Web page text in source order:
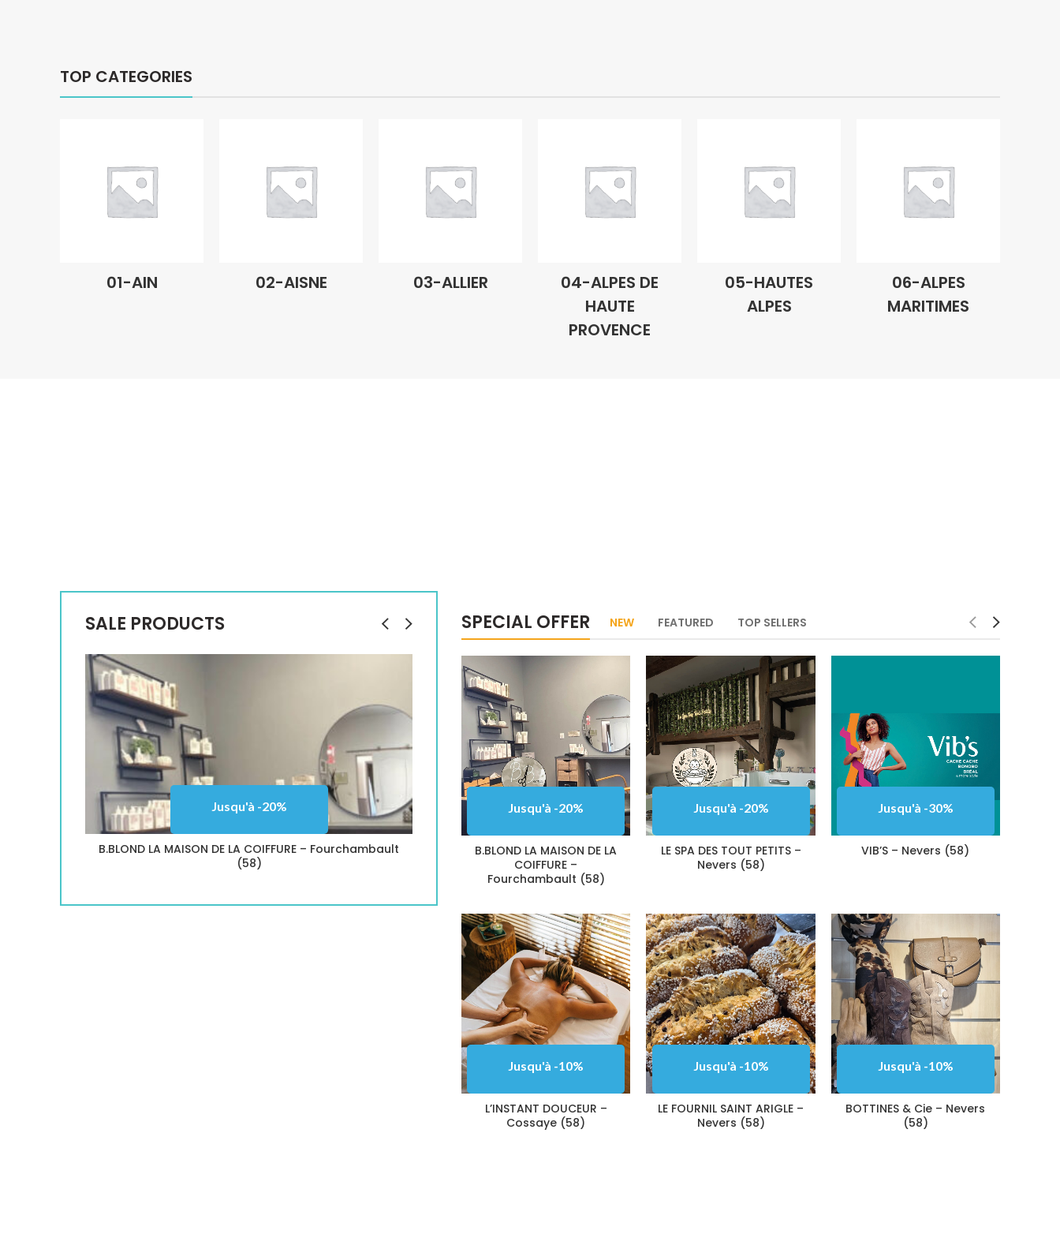
TOP CATEGORIES
01-AIN 02-AISNE 03-ALLIER
04-ALPES DE
HAUTE
PROVENCE
05-HAUTES
ALPES
06-ALPES
MARITIMES
SALE PRODUCTS
Jusqu'à -20%
B.BLOND LA MAISON DE LA COIFFURE – Fourchambault
(58)
Jusqu'à -20%
LE SPA DES TOUT PETITS – Nevers (58)
Jusqu'à -30%
VIB’S – Nevers (58)
SPECIAL OFFER NEW FEATURED TOP SELLERS
Jusqu'à -20%
B.BLOND LA MAISON DE LA
COIFFURE –
Fourchambault (58)
Jusqu'à -20%
LE SPA DES TOUT PETITS –
Nevers (58)
Jusqu'à -30%
VIB’S – Nevers (58)
Jusqu'à -10%
L’INSTANT DOUCEUR –
Cossaye (58)
Jusqu'à -10%
LE FOURNIL SAINT ARIGLE –
Nevers (58)
Jusqu'à -10%
BOTTINES & Cie – Nevers
(58)